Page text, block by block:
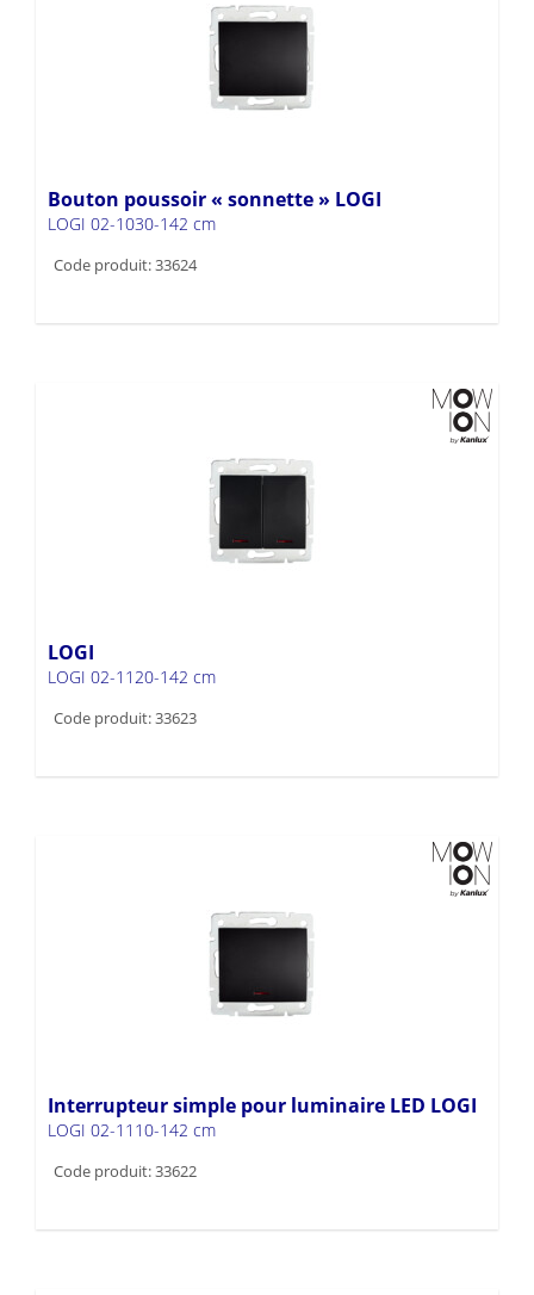
Bouton poussoir « sonnette » LOGI
LOGI 02-1030-142 cm
Code produit: 33624
LOGI
LOGI 02-1120-142 cm
Code produit: 33623
Interrupteur simple pour luminaire LED LOGI
LOGI 02-1110-142 cm
Code produit: 33622